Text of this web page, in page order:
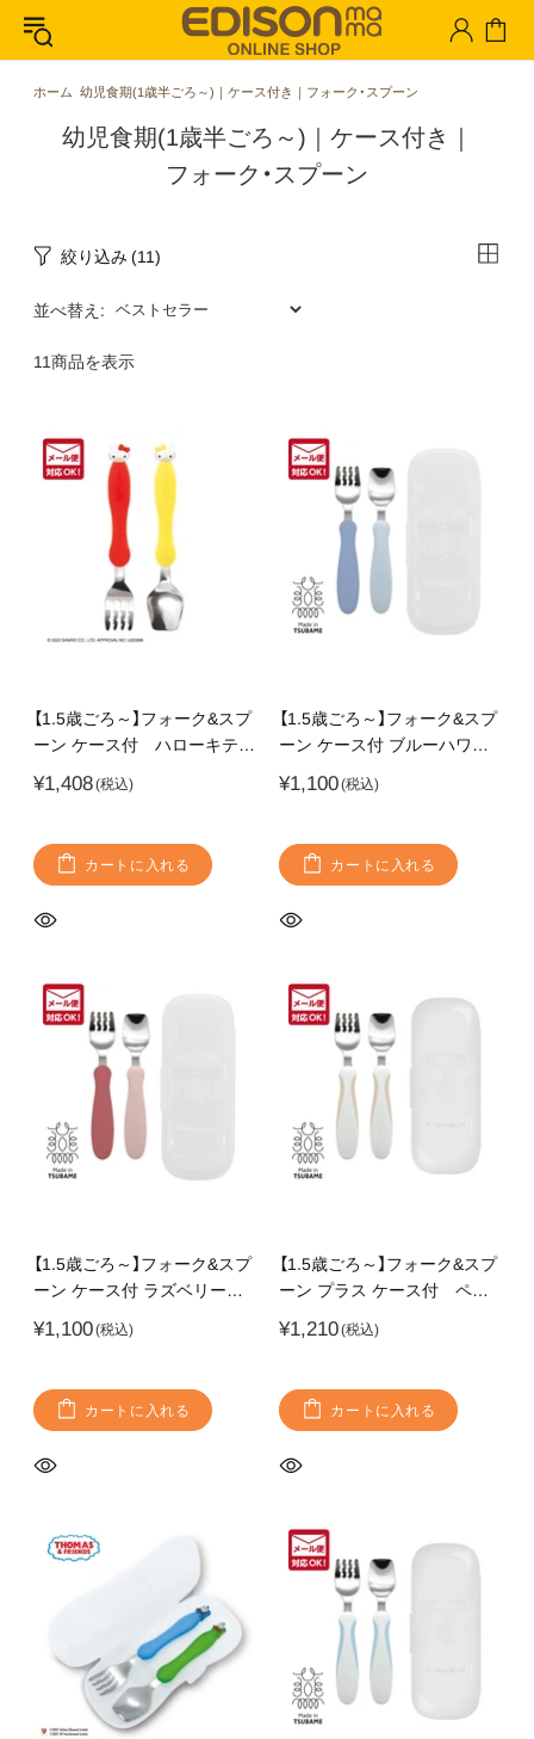
ホーム 幼児食期(1歳半ごろ～)｜ケース付き｜フォーク・スプーン
幼児食期​(1歳半ごろ～)｜ケース付き｜
フォーク・スプーン
絞り込み (11)
並べ替え:
11商品を表示
【1.5歳ごろ～】フォーク&スプ
ーン ケース付 ハローキテ
ク&スプーン 持ち運びに便
¥1,408
カートに入れる
【1.5歳ごろ～】フォーク&スプ
ーン ケース付 ブルーハワ
ーのフォーク&スプーン 燕
用 持ち運びに便利なケース
付き
¥1,100
カートに入れる
【1.5歳ごろ～】フォーク&スプ
ーン ケース付 ラズベリー
フォーク&スプーン 燕三条
持ち運びに便利なケース付き
¥1,100
カートに入れる
【1.5歳ごろ～】フォーク&スプ
ーン プラス ケース付 ペー
でどの持ち方にも対応
¥1,210
カートに入れる